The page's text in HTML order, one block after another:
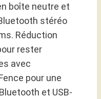
boîte neutre et
stéréo
Réduction
rester
avec
pour une
et USB-